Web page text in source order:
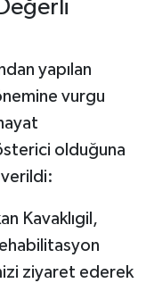
yapılan
vurgu
olduğuna
Kavaklıgil,
ziyaret ederek